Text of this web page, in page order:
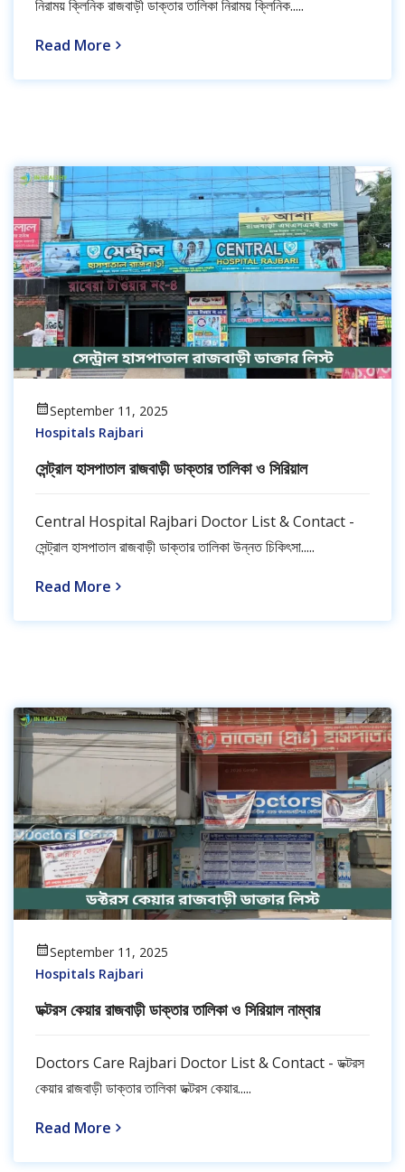
নিরাময় ক্লিনিক রাজবাড়ী ডাক্তার তালিকা নিরাময় ক্লিনিক.....
Read More
September 11, 2025
Hospitals Rajbari
সেন্ট্রাল হাসপাতাল রাজবাড়ী ডাক্তার তালিকা ও সিরিয়াল
Central Hospital Rajbari Doctor List & Contact -
সেন্ট্রাল হাসপাতাল রাজবাড়ী ডাক্তার তালিকা উন্নত চিকিৎসা.....
Read More
September 11, 2025
Hospitals Rajbari
ডক্টরস কেয়ার রাজবাড়ী ডাক্তার তালিকা ও সিরিয়াল নাম্বার
Doctors Care Rajbari Doctor List & Contact - ডক্টরস
কেয়ার রাজবাড়ী ডাক্তার তালিকা ডক্টরস কেয়ার.....
Read More